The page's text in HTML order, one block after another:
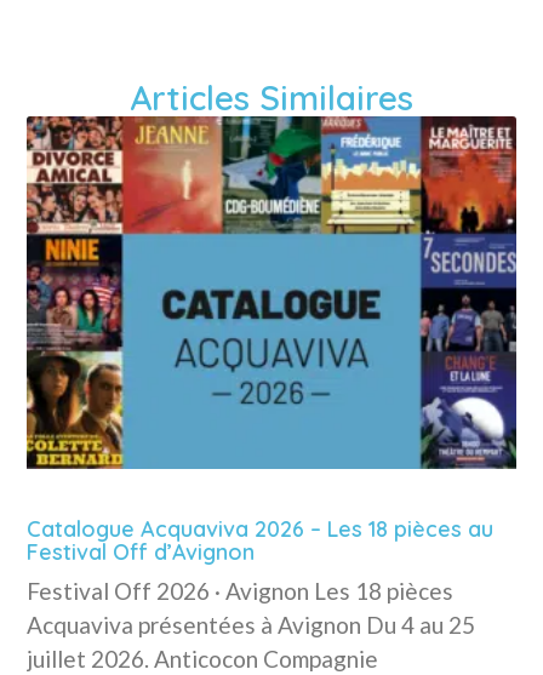
Articles Similaires
Catalogue Acquaviva 2026 – Les 18 pièces au
Festival Off d’Avignon
Festival Off 2026 · Avignon Les 18 pièces
Acquaviva présentées à Avignon Du 4 au 25
juillet 2026. Anticocon Compagnie